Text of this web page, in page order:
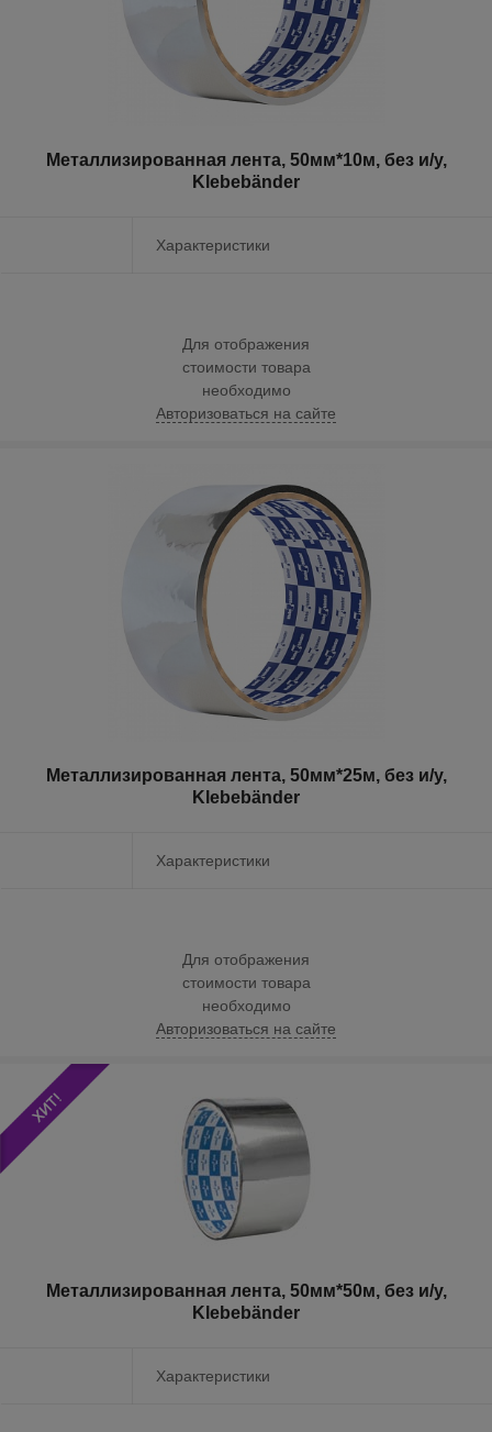
Металлизированная лента, 50мм*10м, без и/у,
Klebebänder
Характеристики
Для отображения
стоимости товара
необходимо
Авторизоваться на сайте
Металлизированная лента, 50мм*25м, без и/у,
Klebebänder
Характеристики
Для отображения
стоимости товара
необходимо
Авторизоваться на сайте
Металлизированная лента, 50мм*50м, без и/у,
Klebebänder
Характеристики